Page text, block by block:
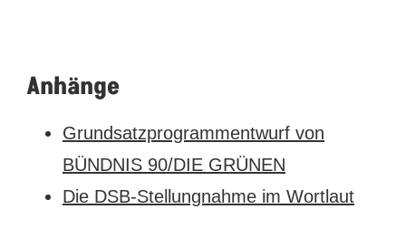
Anhänge
Grundsatzprogrammentwurf von
BÜNDNIS 90/DIE GRÜNEN
Die DSB-Stellungnahme im Wortlaut